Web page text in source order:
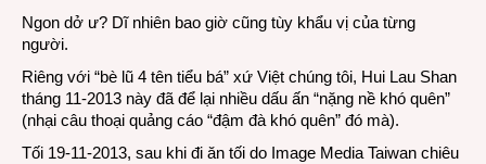
Ngon dở ư? Dĩ nhiên bao giờ cũng tùy khẩu vị của từng
người.
Riêng với “bè lũ 4 tên tiểu bá” xứ Việt chúng tôi, Hui Lau Shan
tháng 11-2013 này đã để lại nhiều dấu ấn “nặng nề khó quên”
(nhại câu thoại quảng cáo “đậm đà khó quên” đó mà).
Tối 19-11-2013, sau khi đi ăn tối do Image Media Taiwan chiêu